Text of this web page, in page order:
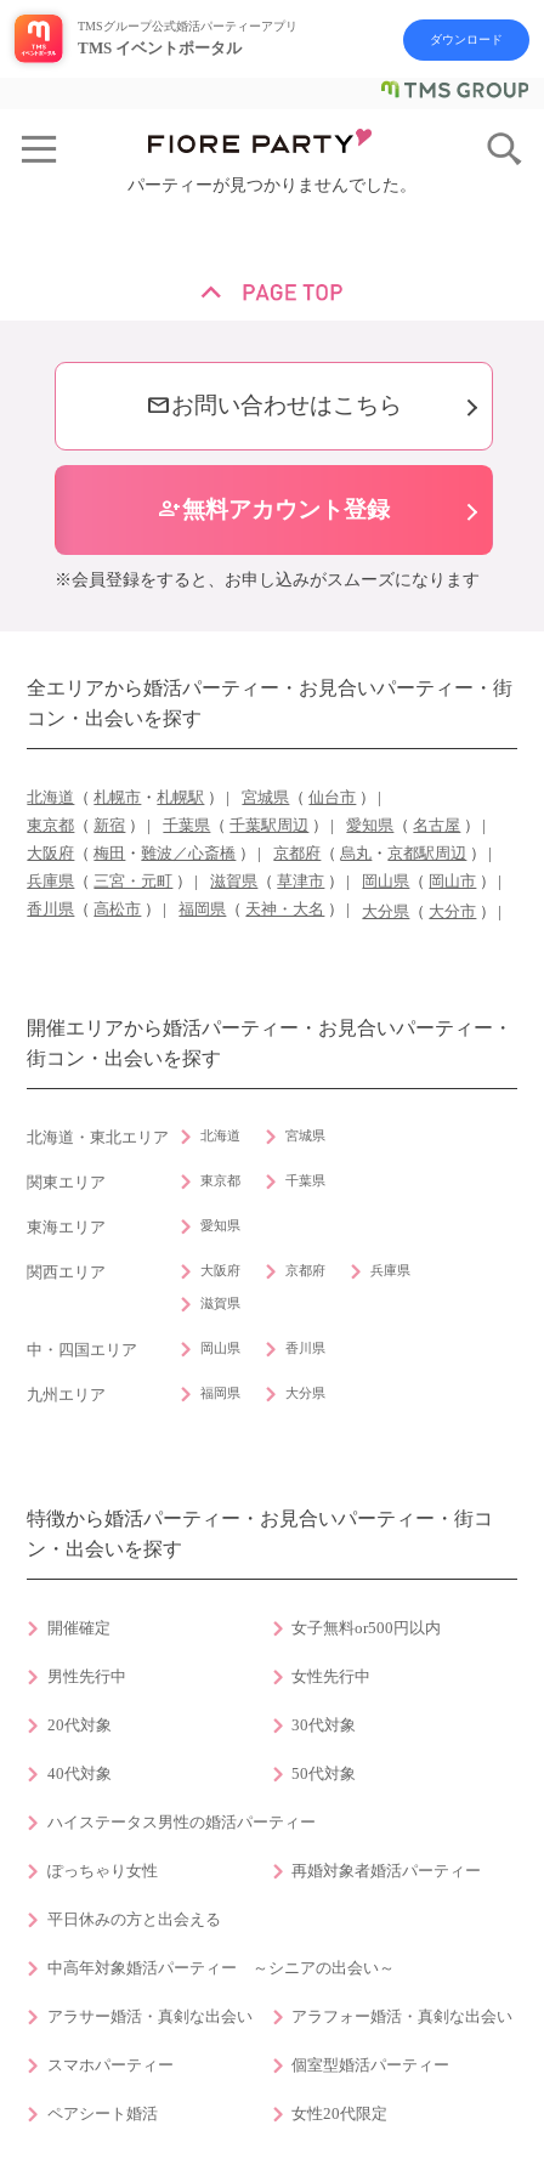
TMSグループ公式婚活パーティーアプリ
TMS イベントポータル ダウンロード
パーティーが見つかりませんでした。
mailお問い合わせはこちら
person_add無料アカウント登録
※会員登録をすると、お申し込みがスムーズになります
全エリアから婚活パーティー・お見合いパーティー・街
コン・出会いを探す
北海道 （札幌市 ・札幌駅 ） 宮城県 （仙台市 ）
東京都 （ 新宿 ） 千葉県 （千葉駅周辺 ） 愛知県 （名古屋 ）
大阪府 （梅田 ・難波／心斎橋 ） 京都府 （烏丸 ・京都駅周辺 ）
兵庫県 （三宮・元町 ） 滋賀県 （草津市 ） 岡山県 （ 岡山市 ）
香川県 （ 高松市 ） 福岡県 （ 天神・大名 ） 大分県 （ 大分市 ）
開催エリアから婚活パーティー・お見合いパーティー・
街コン・出会いを探す
北海道・東北エリア 北海道 宮城県
関東エリア 東京都 千葉県
東海エリア 愛知県
関西エリア 大阪府 京都府 兵庫県
滋賀県
中・四国エリア 岡山県 香川県
九州エリア 福岡県 大分県
特徴から婚活パーティー・お見合いパーティー・街コ
ン・出会いを探す
開催確定 女子無料or500円以内
男性先行中 女性先行中
20代対象 30代対象
40代対象 50代対象
ハイステータス男性の婚活パーティー
ぽっちゃり女性 再婚対象者婚活パーティー
平日休みの方と出会える
中高年対象婚活パーティー ～シニアの出会い～
アラサー婚活・真剣な出会い アラフォー婚活・真剣な出会い
スマホパーティー 個室型婚活パーティー
ペアシート婚活 女性20代限定